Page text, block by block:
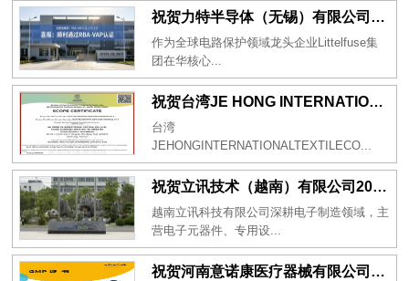
祝贺力特半导体（无锡）有限公司2026年一次性成功通过RBA-VAP认证审核并取得170.2分
作为全球电路保护领域龙头企业Littelfuse集
团在华核心...
祝贺台湾JE HONG INTERNATIONAL TEXTILE CO., LTD 2026年一次性成功通过GRS认证
台湾
JEHONGINTERNATIONALTEXTILECO...
祝贺立讯技术（越南）有限公司2026年一次性成功通过RBA-VAP审核获得金牌评级！
越南立讯科技有限公司深耕电子制造领域，主
营电子元器件、专用设...
祝贺河南意诺康医疗器械有限公司2026年一次性成功通过GMP认证